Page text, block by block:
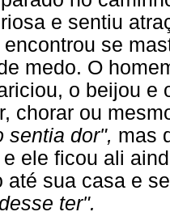
e sentiu
se
medo. O
o beijou e
chorar ou
sentia dor", mas
ele ficou ali
até sua casa e
ter".